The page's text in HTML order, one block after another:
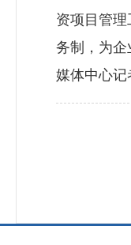
资项目管
务制，为企
媒体中心记